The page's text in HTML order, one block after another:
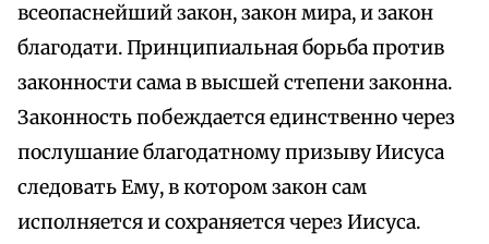
всеопаснейший закон, закон мира, и закон
благодати. Принципиальная борьба против
законности сама в высшей степени законна.
Законность побеждается единственно через
послушание благодатному призыву Иисуса
следовать Ему, в котором закон сам
исполняется и сохраняется через Иисуса.